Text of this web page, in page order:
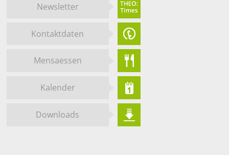
Newsletter
Kontaktdaten
Mensaessen
Kalender
Downloads